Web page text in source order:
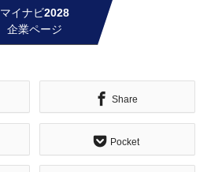
マイナビ2028
企業ページ
Share
Pocket